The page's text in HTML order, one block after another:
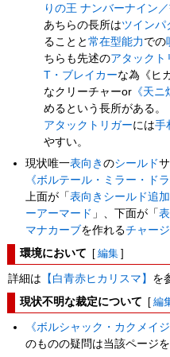
りの王 ナンバーナイン
あちらの長所はツインパ
ることと常在型能力 での
ちらも先述のアタックト
T・ブレイカーな為《ヒ
なクリーチャーor 《天
めるという長所がある。
アタックトリガーには手
やすい。
現状唯一表向きのシールド
《ボルテール・ミラー・ド
上面が「表向き シールド追加
ーアーマード 」、下面が「
マナカーブを作れるチャー
環境において [ 編集 ]
詳細は 【白青赤ヒカリスマ】 を
現状不明な裁定について [ 編
《ボルシャック・カクメイジ
のものの疑問は当該ページを